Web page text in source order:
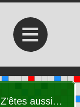
≡
Z'êtes aussi…